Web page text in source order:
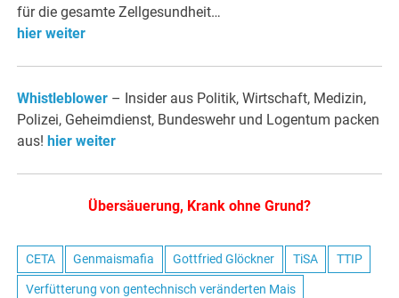
für die gesamte Zellgesundheit…
hier weiter
Whistleblower – Insider aus Politik, Wirtschaft, Medizin,
Polizei, Geheimdienst, Bundeswehr und Logentum packen
aus!hier weiter
Übersäuerung, Krank ohne Grund?
CETA Genmaismafia Gottfried Glöckner TiSA TTIP
Verfütterung von gentechnisch veränderten Mais